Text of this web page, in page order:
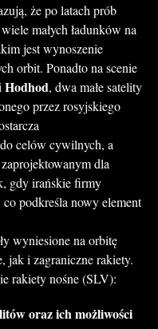
że po latach prób
małych ładunków na
jest wynoszenie
orbit. Ponadto na scenie
Hodhod, dwa małe satelity
przez rosyjskiego
celów cywilnych, a
dla
gdy irańskie firmy
podkreśla nowy element
wyniesione na orbitę
jak i zagraniczne rakiety.
rakiety nośne (SLV):
oraz ich możliwości